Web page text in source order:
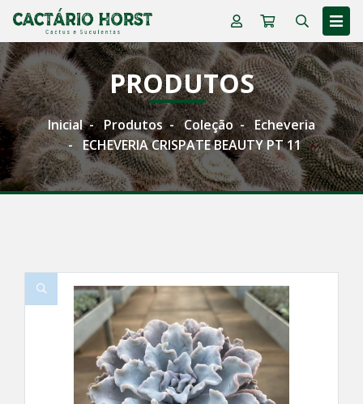
PRODUTOS
Inicial Produtos Coleção
Echeveria
ECHEVERIA CRISPATE BEAUTY PT 11